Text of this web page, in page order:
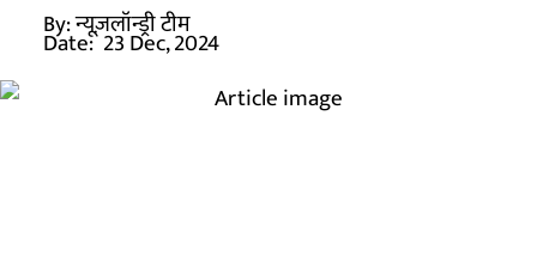
By:न्यूज़लॉन्ड्री टीम
Date: 23 Dec, 2024